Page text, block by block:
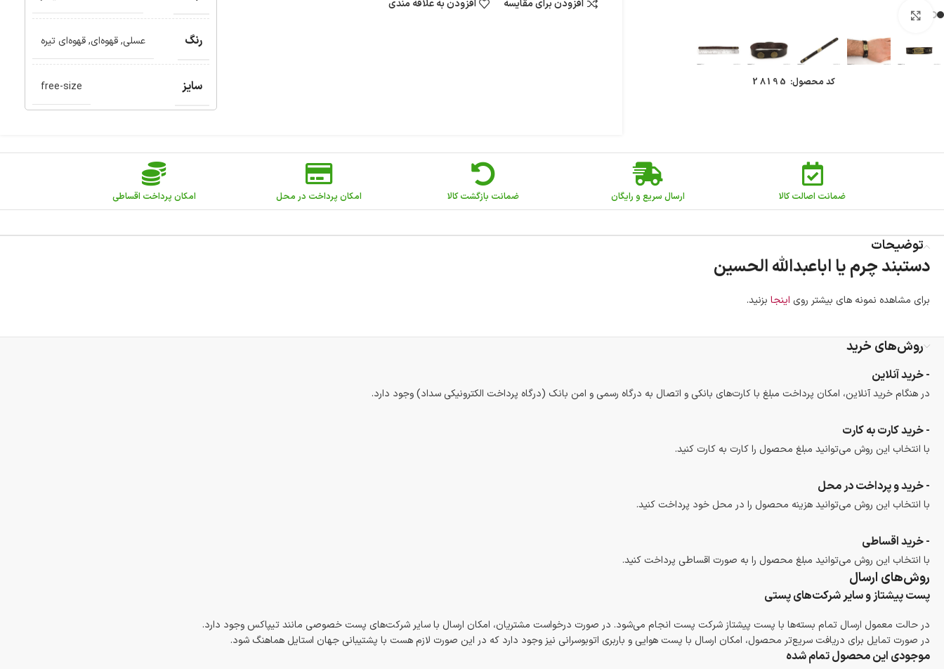
کد محصول: 28195
رنگ عسلی,قهوه‌ای,قهوه‌ای تیره
سایز free-size
افزودن برای مقایسه افزودن به علاقه مندی
ضمانت اصالت کالا ارسال سریع و رایگان ضمانت بازگشت کالا امکان پرداخت در محل امکان پرداخت اقساطی
توضیحات
دستبند چرم یا اباعبدالله‌ الحسین
برای مشاهده نمونه های بیشتر روی اینجا بزنید.
روش‌های خرید
- خرید آنلاین
در هنگام خرید آنلاین، امکان پرداخت مبلغ با کارت‌های بانکی و اتصال به درگاه رسمی و امن بانک (درگاه پرداخت الکترونیکی سداد) وجود دارد.
- خرید کارت به کارت
با انتخاب این روش می‌توانید مبلغ محصول را کارت به کارت کنید.
- خرید و پرداخت در محل
با انتخاب این روش می‌توانید هزینه محصول را در محل خود پرداخت کنید.
- خرید اقساطی
با انتخاب این روش می‌توانید مبلغ محصول را به صورت اقساطی پرداخت کنید.
روش‌های ارسال
پست پیشتاز و سایر شرکت‌های پستی
در حالت معمول ارسال تمام بسته‌ها با پست پیشتاز شرکت پست انجام می‌شود. در صورت درخواست مشتریان، امکان ارسال با سایر شرکت‌های پست خصوصی مانند تیپاکس وجود دارد.
در صورت تمایل برای دریافت سریع‌تر محصول، امکان ارسال با پست هوایی و باربری اتوبوسرانی نیز وجود دارد که در این صورت لازم هست با پشتیبانی جهان استایل هماهنگ شود.
موجودی این محصول تمام شده